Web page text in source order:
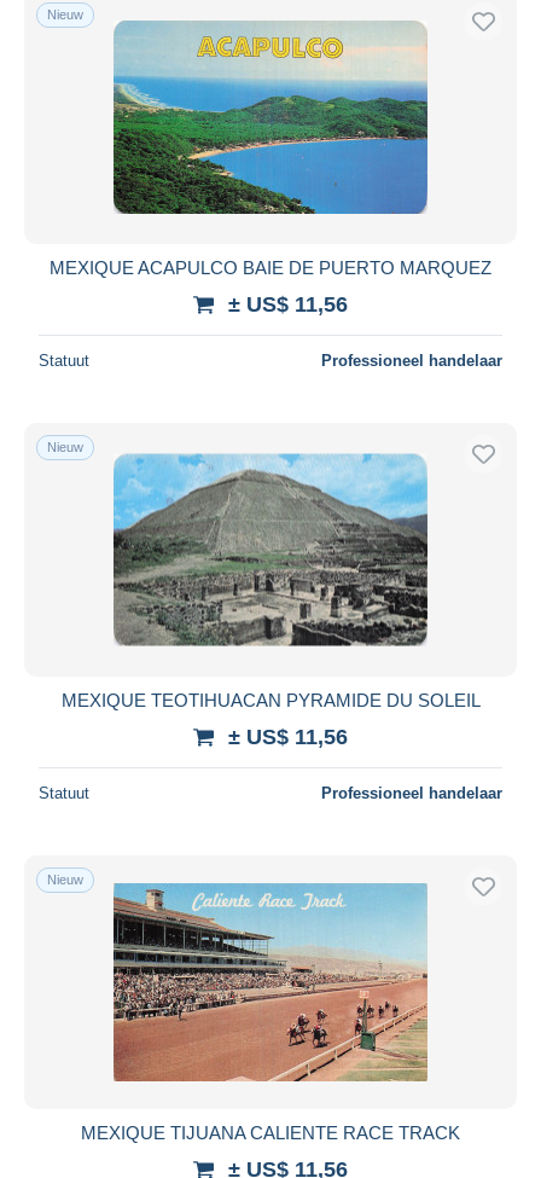
Nieuw
MEXIQUE ACAPULCO BAIE DE PUERTO MARQUEZ
± US$ 11,56
Statuut Professioneel handelaar
Nieuw
MEXIQUE TEOTIHUACAN PYRAMIDE DU SOLEIL
± US$ 11,56
Statuut Professioneel handelaar
Nieuw
MEXIQUE TIJUANA CALIENTE RACE TRACK
± US$ 11,56